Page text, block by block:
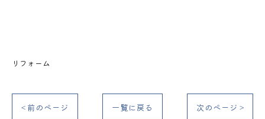
リフォーム
< 前のページ 一覧に戻る 次のページ >